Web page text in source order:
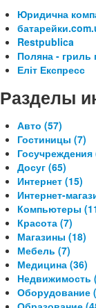
Юридична
Restpublica
Поляна - гриль
Еліт Експресс
Разделы
Авто (57)
Гостиницы (7)
Госучреждения
Досуг (65)
Интернет (15)
Интернет-
Компьютеры
Красота (7)
Магазины (18)
Мебель (7)
Медицина (36)
Недвижимость
Оборудование